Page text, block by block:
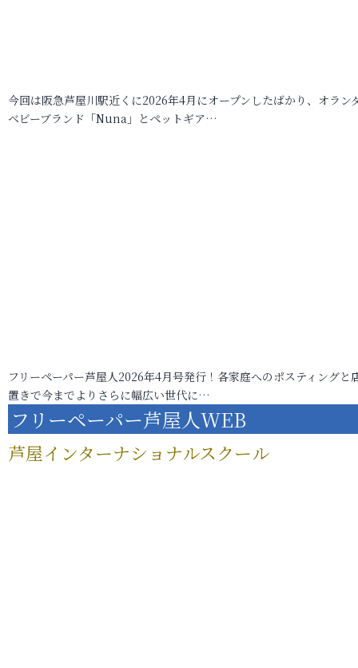
今回は阪急芦屋川駅近くに2026年4月にオープンしたばかり、オラン
ベビーブランド「Nuna」とペットギア…
フリーペーパー芦屋人2026年4月号発行！各家庭へのポスティングと
置きで今までよりさらに幅広い世代に…
フリーペーパー芦屋人WEB
芦屋インターナショナルスクール